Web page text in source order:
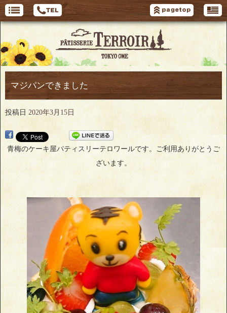
マジパンできました
投稿日 2020年3月15日
青梅のケーキ屋パティスリーテロワールです。ご利用ありがとうご
ざいます。